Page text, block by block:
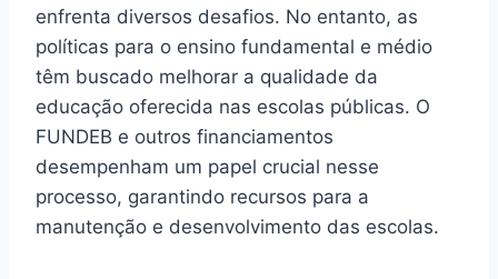
enfrenta diversos desafios. No entanto, as
políticas para o ensino fundamental e médio
têm buscado melhorar a qualidade da
educação oferecida nas escolas públicas. O
FUNDEB e outros financiamentos
desempenham um papel crucial nesse
processo, garantindo recursos para a
manutenção e desenvolvimento das escolas.